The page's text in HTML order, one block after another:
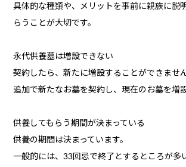
具体的な種類や、メリットを事前に親族に説
らうことが大切です。
永代供養墓は増設できない
契約したら、新たに増設することができません
追加で新たなお墓を契約し、現在のお墓を増
供養してもらう期間が決まっている
供養の期間は決まっています。
一般的には、33回忌で終了とするところが多